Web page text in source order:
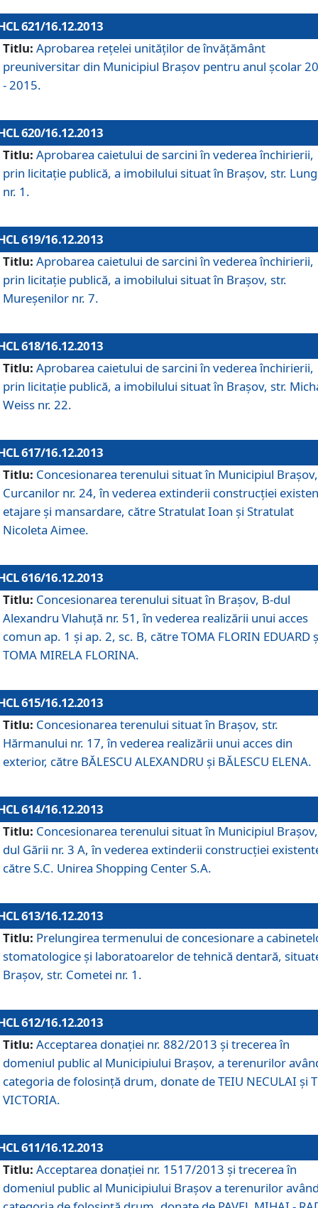
621/16.12.2013
Titlu: Aprobarea reţelei unităţilor de învăţământ
preuniversitar din Municipiul Braşov pentru anul şcolar
- 2015.
620/16.12.2013
Titlu: Aprobarea caietului de sarcini în vederea închirierii,
prin licitaţie publică, a imobilului situat în Braşov, str.
nr. 1.
619/16.12.2013
Titlu: Aprobarea caietului de sarcini în vederea închirierii,
prin licitaţie publică, a imobilului situat în Braşov, str.
Mureşenilor nr. 7.
618/16.12.2013
Titlu: Aprobarea caietului de sarcini în vederea închirierii,
prin licitaţie publică, a imobilului situat în Braşov, str.
Weiss nr. 22.
617/16.12.2013
Titlu: Concesionarea terenului situat în Municipiul
Curcanilor nr. 24, în vederea extinderii construcţiei
etajare şi mansardare, către Stratulat Ioan şi Stratulat
Nicoleta Aimee.
616/16.12.2013
Titlu: Concesionarea terenului situat în Braşov, B-dul
Alexandru Vlahuţă nr. 51, în vederea realizării unui acces
comun ap. 1 şi ap. 2, sc. B, către TOMA FLORIN EDUARD
TOMA MIRELA FLORINA.
615/16.12.2013
Titlu: Concesionarea terenului situat în Braşov, str.
Hărmanului nr. 17, în vederea realizării unui acces din
exterior, către BĂLESCU ALEXANDRU şi BĂLESCU ELENA.
614/16.12.2013
Titlu: Concesionarea terenului situat în Municipiul
dul Gării nr. 3 A, în vederea extinderii construcţiei
către S.C. Unirea Shopping Center S.A.
613/16.12.2013
Titlu: Prelungirea termenului de concesionare a
stomatologice şi laboratoarelor de tehnică dentară,
Braşov, str. Cometei nr. 1.
612/16.12.2013
Titlu: Acceptarea donaţiei nr. 882/2013 şi trecerea în
domeniul public al Municipiului Braşov, a terenurilor
categoria de folosinţă drum, donate de TEIU NECULAI şi
VICTORIA.
611/16.12.2013
Titlu: Acceptarea donaţiei nr. 1517/2013 şi trecerea în
domeniul public al Municipiului Braşov a terenurilor